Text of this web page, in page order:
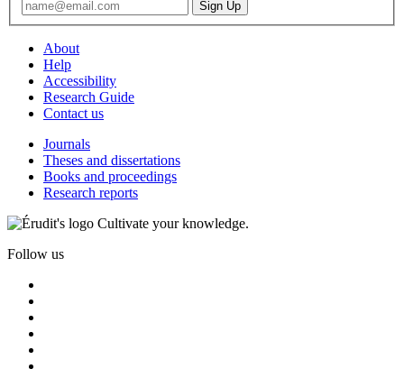
About
Help
Accessibility
Research Guide
Contact us
Journals
Theses and dissertations
Books and proceedings
Research reports
Cultivate your knowledge.
Follow us